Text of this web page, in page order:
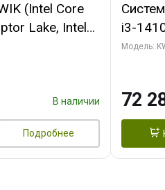
(Intel Core
Lake, Intel
ГБ ОЗУ (2
В наличии
Подробнее
i3-
C4
2xDP
Модель:
72